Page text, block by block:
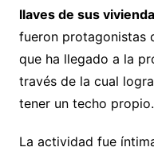
llaves de sus
fueron protagonistas
que ha llegado a la
través de la cual
tener un techo propio.
La actividad fue